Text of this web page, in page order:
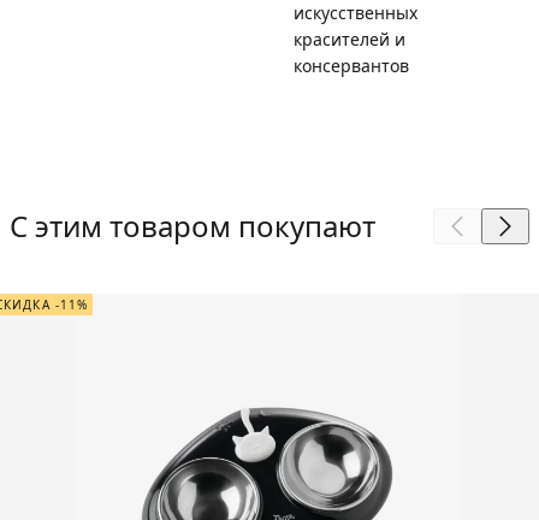
искусственных
красителей и
консервантов
С этим товаром покупают
-11%